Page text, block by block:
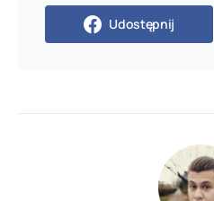
Udostępnij